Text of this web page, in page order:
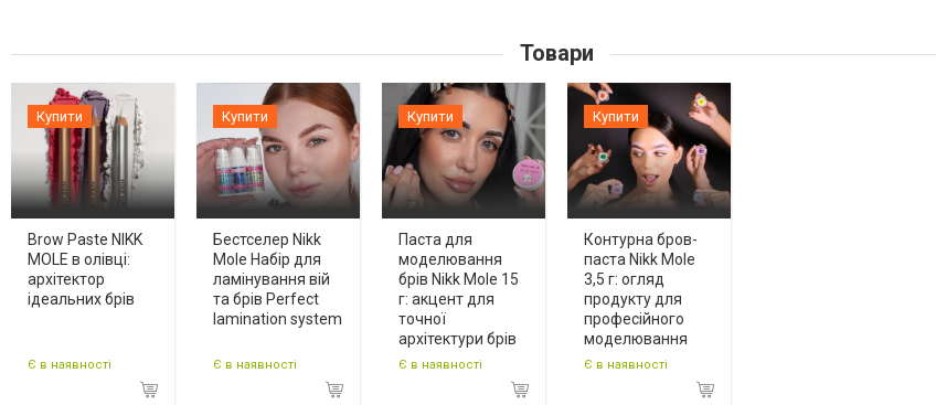
Товари
Купити
Brow Paste NIKK
MOLE в олівці:
архітектор
ідеальних брів
Є в наявності
Купити
Бестселер Nikk
Mole Набір для
ламінування вій
та брів Perfect
lamination system
Є в наявності
Купити
Паста для
моделювання
брів Nikk Mole 15
г: акцент для
точної
архітектури брів
Є в наявності
Купити
Контурна бров-
паста Nikk Mole
3,5 г: огляд
продукту для
професійного
моделювання
Є в наявності